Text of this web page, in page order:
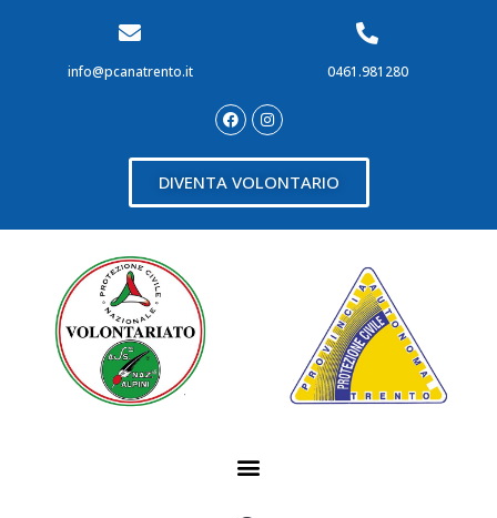
info@pcanatrento.it 0461.981280
DIVENTA VOLONTARIO